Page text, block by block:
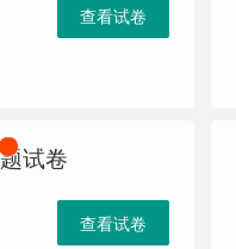
查看试卷
试卷
查看试卷